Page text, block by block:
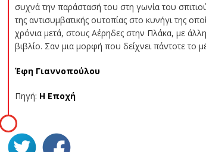
συχνά την παράστασή του στη γωνία του
της αντισυμβατικής ουτοπίας στο κυνήγι της
χρόνια μετά, στους Αέρηδες στην Πλάκα, με
βιβλίο. Σαν μια μορφή που δείχνει πάντοτε το
Έφη Γιαννοπούλου
Πηγή: Η Εποχή